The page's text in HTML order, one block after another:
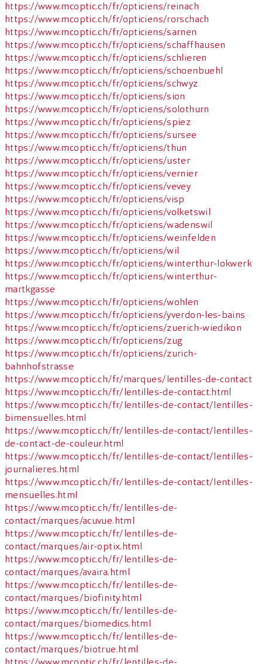
https://www.mcoptic.ch/fr/opticiens/reinach
https://www.mcoptic.ch/fr/opticiens/rorschach
https://www.mcoptic.ch/fr/opticiens/sarnen
https://www.mcoptic.ch/fr/opticiens/schaffhausen
https://www.mcoptic.ch/fr/opticiens/schlieren
https://www.mcoptic.ch/fr/opticiens/schoenbuehl
https://www.mcoptic.ch/fr/opticiens/schwyz
https://www.mcoptic.ch/fr/opticiens/sion
https://www.mcoptic.ch/fr/opticiens/solothurn
https://www.mcoptic.ch/fr/opticiens/spiez
https://www.mcoptic.ch/fr/opticiens/sursee
https://www.mcoptic.ch/fr/opticiens/thun
https://www.mcoptic.ch/fr/opticiens/uster
https://www.mcoptic.ch/fr/opticiens/vernier
https://www.mcoptic.ch/fr/opticiens/vevey
https://www.mcoptic.ch/fr/opticiens/visp
https://www.mcoptic.ch/fr/opticiens/volketswil
https://www.mcoptic.ch/fr/opticiens/wadenswil
https://www.mcoptic.ch/fr/opticiens/weinfelden
https://www.mcoptic.ch/fr/opticiens/wil
https://www.mcoptic.ch/fr/opticiens/winterthur-lokwerk
https://www.mcoptic.ch/fr/opticiens/winterthur-
martkgasse
https://www.mcoptic.ch/fr/opticiens/wohlen
https://www.mcoptic.ch/fr/opticiens/yverdon-les-bains
https://www.mcoptic.ch/fr/opticiens/zuerich-wiedikon
https://www.mcoptic.ch/fr/opticiens/zug
https://www.mcoptic.ch/fr/opticiens/zurich-
bahnhofstrasse
https://www.mcoptic.ch/fr/marques/lentilles-de-contact
https://www.mcoptic.ch/fr/lentilles-de-contact.html
https://www.mcoptic.ch/fr/lentilles-de-contact/lentilles-
bimensuelles.html
https://www.mcoptic.ch/fr/lentilles-de-contact/lentilles-
de-contact-de-couleur.html
https://www.mcoptic.ch/fr/lentilles-de-contact/lentilles-
journalieres.html
https://www.mcoptic.ch/fr/lentilles-de-contact/lentilles-
mensuelles.html
https://www.mcoptic.ch/fr/lentilles-de-
contact/marques/acuvue.html
https://www.mcoptic.ch/fr/lentilles-de-
contact/marques/air-optix.html
https://www.mcoptic.ch/fr/lentilles-de-
contact/marques/avaira.html
https://www.mcoptic.ch/fr/lentilles-de-
contact/marques/biofinity.html
https://www.mcoptic.ch/fr/lentilles-de-
contact/marques/biomedics.html
https://www.mcoptic.ch/fr/lentilles-de-
contact/marques/biotrue.html